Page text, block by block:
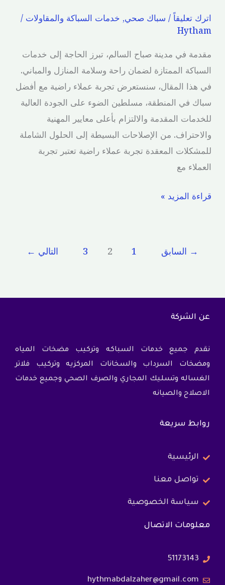
اترك تعليقاً / سباك صحي, خدمات السباكة والمقاولات /
Hytham
مقدمة في مدينة صباح السالم، تبرز الحاجة إلى خدمات
السباكة الممتازة لضمان راحة وسلامة المنازل والمباني.
في هذا المقال، سنستعرض تجربة عملاء راضية مع أفضل
سباك في المنطقة، مسلطين الضوء على الجودة العالية
للخدمات المقدمة والالتزام بأعلى معايير المهنية
والاحتراف. من الإصلاحات البسيطة إلى الحلول الشاملة
للمشكلات المعقدة تجربة عملاء راضية تعتبر تجربة
العملاء مع
قراءة المزيد »
→ السابق 1
2
3 التالي ←
عن الشركة
نقدم جميع خدمات السباكه وتركيب مضخات المياه
ومضخات السرداب والسخانات المركزيه وتركيب فلاتر
الغساله وتسليك المجاري والصرف الصحي وجميع خدمات
الاصلاح والصيانه
روابط سريعة
الرئيسية
تواصل معنا
سياسة الخصوصية
معلومات الاتصال
51173143
hythmabdalzaher@gmail.com